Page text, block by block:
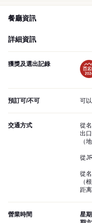
餐廳資訊
詳細資訊
獲獎及選出記錄
預訂可/不可 可
交通方式
從
出
（
從
從
（
距
營業時間
星